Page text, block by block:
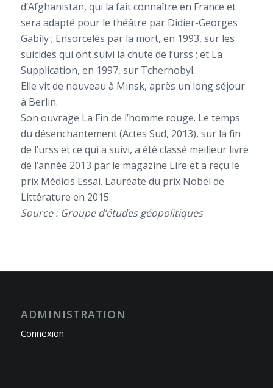
d’Afghanistan, qui la fait connaître en France et
sera adapté pour le théâtre par Didier-Georges
Gabily ; Ensorcelés par la mort, en 1993, sur les
suicides qui ont suivi la chute de l’urss ; et La
Supplication, en 1997, sur Tchernobyl.
Elle vit de nouveau à Minsk, après un long séjour
à Berlin.
Son ouvrage La Fin de l’homme rouge. Le temps
du désenchantement (Actes Sud, 2013), sur la fin
de l’urss et ce qui a suivi, a été classé meilleur livre
de l’année 2013 par le magazine Lire et a reçu le
prix Médicis Essai. Lauréate du prix Nobel de
Littérature en 2015.
Source : Groupe d’études géopolitiques
ADMINISTRATION
Connexion